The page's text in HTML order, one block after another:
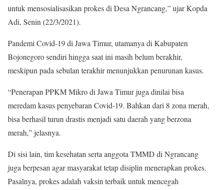
untuk mensosialisasikan prokes di Desa Ngrancang,” ujar Kopda
Adi, Senin (22/3/2021).
Pandemi Covid-19 di Jawa Timur, utamanya di Kabupaten
Bojonegoro sendiri hingga saat ini masih belum berakhir,
meskipun pada sebulan terakhir menunjukkan penurunan kasus.
“Penerapan PPKM Mikro di Jawa Timur juga dinilai bisa
meredam kasus penyebaran Covid-19. Bahkan dari 8 zona merah,
bisa berhasil turun drastis menjadi satu daerah yang berzona
merah,” jelasnya.
Di sisi lain, tim kesehatan serta anggota TMMD di Ngrancang
juga berpesan agar masyarakat tetap disiplin menerapkan prokes.
Pasalnya, prokes adalah vaksin terbaik untuk mencegah